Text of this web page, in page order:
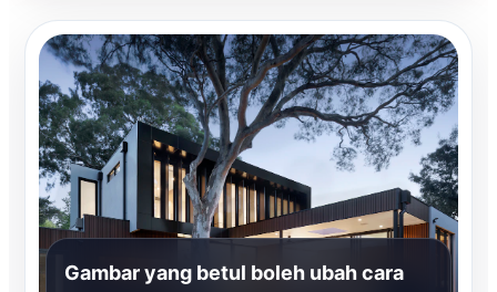
Gambar yang betul boleh ubah cara